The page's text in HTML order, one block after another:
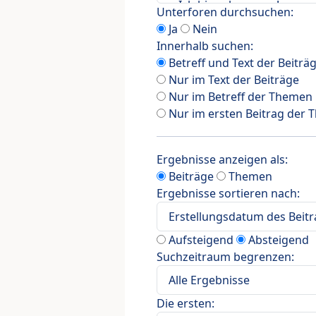
Unterforen durchsuchen:
Ja
Nein
Innerhalb suchen:
Betreff und Text der
Nur im Text der Beiträge
Nur im Betreff der Themen
Nur im ersten Beitrag der
Ergebnisse anzeigen als:
Beiträge
Themen
Ergebnisse sortieren nach:
Aufsteigend
Absteigend
Suchzeitraum begrenzen:
Die ersten: